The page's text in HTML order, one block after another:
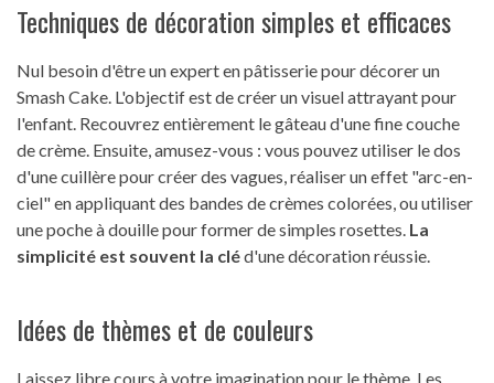
Techniques de décoration simples et efficaces
Nul besoin d'être un expert en pâtisserie pour décorer un
Smash Cake. L'objectif est de créer un visuel attrayant pour
l'enfant. Recouvrez entièrement le gâteau d'une fine couche
de crème. Ensuite, amusez-vous : vous pouvez utiliser le dos
d'une cuillère pour créer des vagues, réaliser un effet "arc-en-
ciel" en appliquant des bandes de crèmes colorées, ou utiliser
une poche à douille pour former de simples rosettes. La
simplicité est souvent la cléd'une décoration réussie.
Idées de thèmes et de couleurs
Laissez libre cours à votre imagination pour le thème. Les